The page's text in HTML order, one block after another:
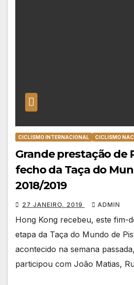
CICLISMO INTERNACIONAL CICLISMO
Grande prestação de
fecho da Taça do
2018/2019
27 JANEIRO, 2019 ADMIN
Hong Kong recebeu, este fim-
etapa da Taça do Mundo de
acontecido na semana
participou com João Matias,